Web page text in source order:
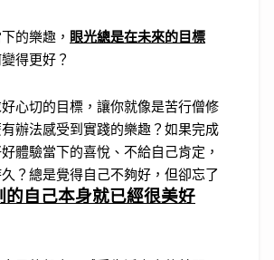
的樂趣， 眼光總是在未來的目標
得更好？
心切的目標，讓你就像是苦行僧修
辦法感受到實踐的樂趣？如果完成
體驗當下的喜悅、不給自己肯定，
？總是覺得自己不夠好，但卻忘了
的自己本身就已經很美好